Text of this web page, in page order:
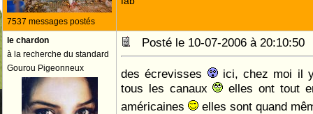
7537 messages postés
le chardon
à la recherche du standard
Gourou Pigeonneux
Posté le 10-07-2006 à
des écrevisses
ici, chez moi il
tous les canaux
elles ont tout
américaines
elles sont quand